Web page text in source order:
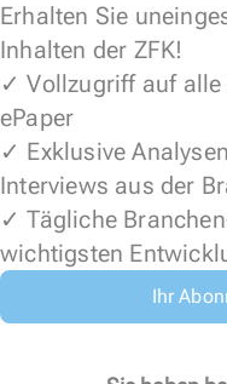
Erhalten Sie
Inhalten der ZFK!
✓ Vollzugriff auf alle
ePaper
✓ Exklusive
Interviews aus der
✓ Tägliche
wichtigsten
Ihr